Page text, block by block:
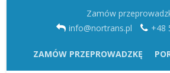
Zamów
info@nortrans.pl
+48
ZAMÓW PRZEPROWADZKĘ